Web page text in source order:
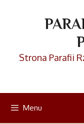
Strona Parafii
Menu